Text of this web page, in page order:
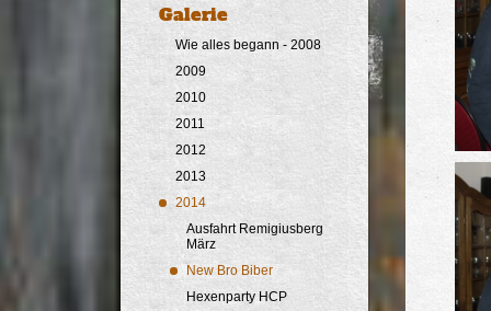
Galerie
Wie alles begann - 2008
2009
2010
2011
2012
2013
2014
Ausfahrt Remigiusberg
März
New Bro Biber
Hexenparty HCP